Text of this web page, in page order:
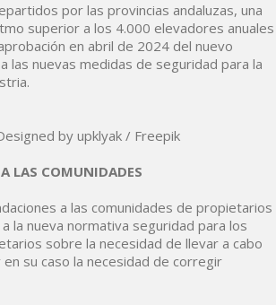
por las provincias andaluzas, una
superior a los 4.000 elevadores anuales
en abril de 2024 del nuevo
nuevas medidas de seguridad para la
by upklyak / Freepik
LAS COMUNIDADES
a las comunidades de propietarios
la nueva normativa seguridad para los
sobre la necesidad de llevar a cabo
su caso la necesidad de corregir